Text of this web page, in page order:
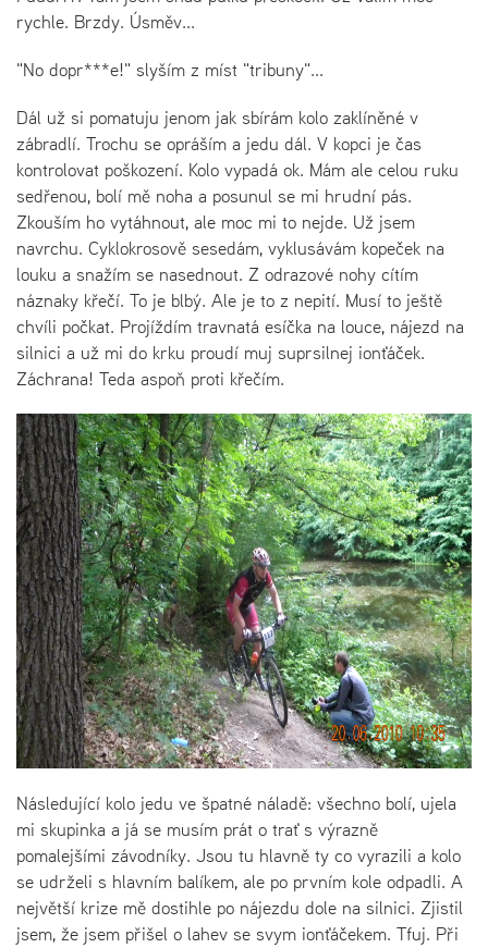
rychle. Brzdy. Úsměv...
"No dopr***e!" slyším z míst "tribuny"...
Dál už si pomatuju jenom jak sbírám kolo zaklíněné v
zábradlí. Trochu se opráším a jedu dál. V kopci je čas
kontrolovat poškození. Kolo vypadá ok. Mám ale celou ruku
sedřenou, bolí mě noha a posunul se mi hrudní pás.
Zkouším ho vytáhnout, ale moc mi to nejde. Už jsem
navrchu. Cyklokrosově sesedám, vyklusávám kopeček na
louku a snažím se nasednout. Z odrazové nohy cítím
náznaky křečí. To je blbý. Ale je to z nepití. Musí to ještě
chvíli počkat. Projíždím travnatá esíčka na louce, nájezd na
silnici a už mi do krku proudí muj suprsilnej ionťáček.
Záchrana! Teda aspoň proti křečím.
Následující kolo jedu ve špatné náladě: všechno bolí, ujela
mi skupinka a já se musím prát o trať s výrazně
pomalejšími závodníky. Jsou tu hlavně ty co vyrazili a kolo
se udrželi s hlavním balíkem, ale po prvním kole odpadli. A
největší krize mě dostihle po nájezdu dole na silnici. Zjistil
jsem, že jsem přišel o lahev se svym ionťáčekem. Tfuj. Při